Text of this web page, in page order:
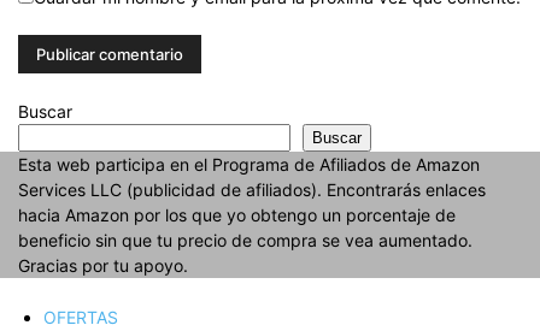
Buscar
Buscar
Esta web participa en el Programa de Afiliados de Amazon
Services LLC (publicidad de afiliados). Encontrarás enlaces
hacia Amazon por los que yo obtengo un porcentaje de
beneficio sin que tu precio de compra se vea aumentado.
Gracias por tu apoyo.
OFERTAS